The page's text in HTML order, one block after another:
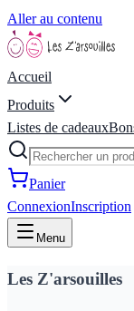
Aller au contenu
Accueil
Produits
Listes de cadeaux
Panier
ConnexionInscription
Menu
Les Z'arsouilles